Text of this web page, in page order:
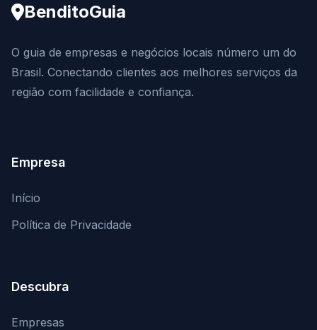
BenditoGuia
O guia de empresas e negócios locais número um do
Brasil. Conectando clientes aos melhores serviços da
região com facilidade e confiança.
Empresa
Início
Política de Privacidade
Descubra
Empresas